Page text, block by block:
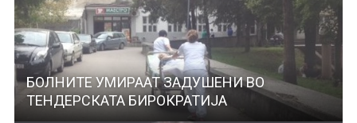
БОЛНИТЕ УМИРААТ ЗАДУШЕНИ ВО
ТЕНДЕРСКАТА БИРОКРАТИЈА